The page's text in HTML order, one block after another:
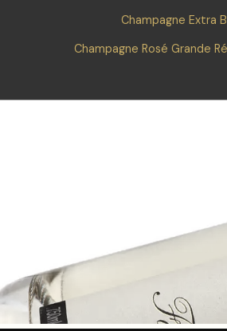
Champagne Extra
Champagne Rosé Grande